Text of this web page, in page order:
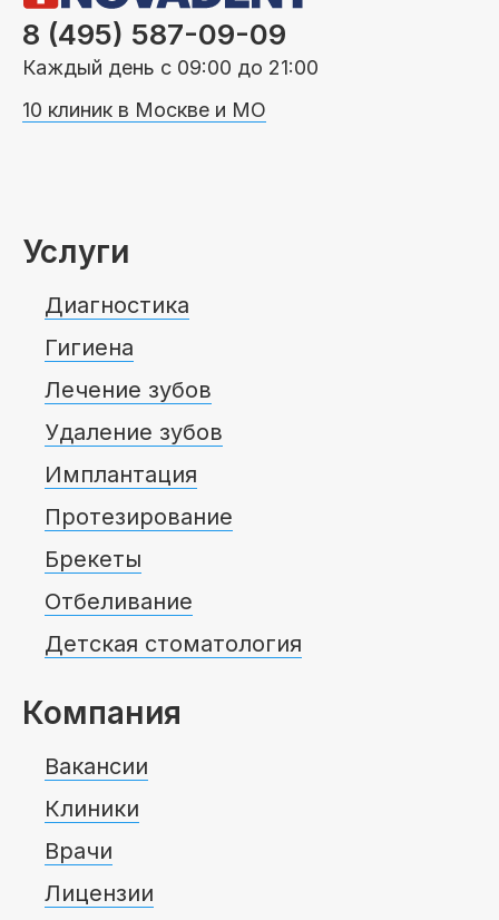
8 (495) 587-09-09
Каждый день с 09:00 до 21:00
10 клиник в Москве и МО
Услуги
Диагностика
Гигиена
Лечение зубов
Удаление зубов
Имплантация
Протезирование
Брекеты
Отбеливание
Детская стоматология
Компания
Вакансии
Клиники
Врачи
Лицензии